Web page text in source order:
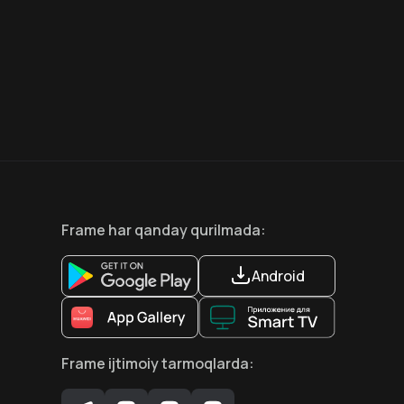
Frame har qanday qurilmada:
Android
Frame ijtimoiy tarmoqlarda: